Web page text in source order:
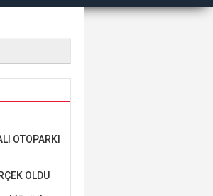
OTOPARKI
OLDU